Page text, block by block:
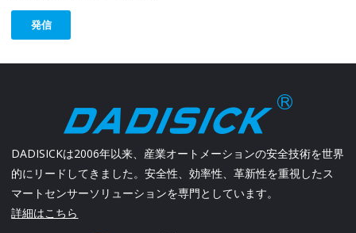
発信
DADISICKは2006年以来、産業オートメーションの安全技術を世界
的にリードしてきました。安全性、効率性、革新性を重視したス
マートセンサーソリューションを専門としています。
詳細はこちら